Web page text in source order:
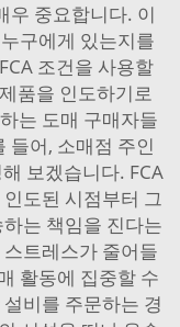
우 중요합니다. 이
구에게 있는지를
조건을 사용할
품을 인도하기로
는 도매 구매자들
들어, 소매점 주인
보겠습니다. FCA
도된 시점부터 그
는 책임을 진다는
트레스가 줄어들
활동에 집중할 수
비를 주문하는 경